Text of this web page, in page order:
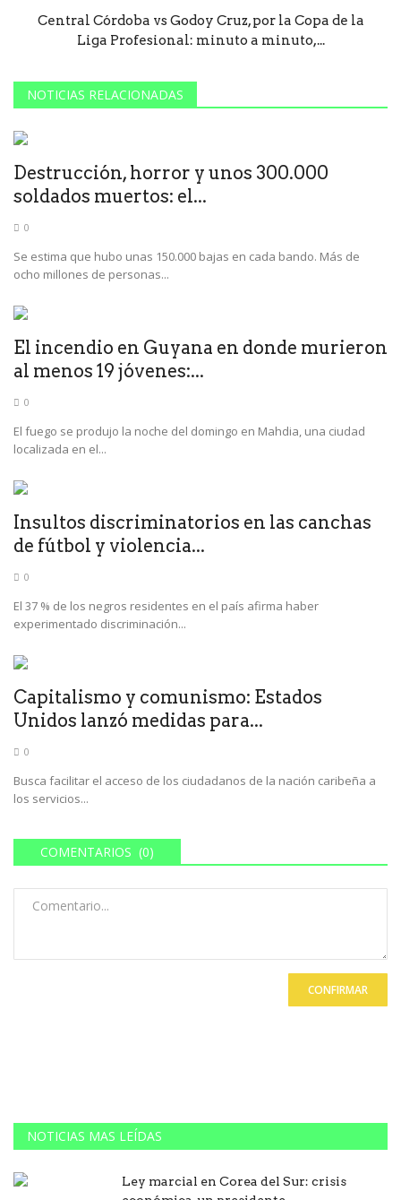
Central Córdoba vs Godoy Cruz, por la Copa de la
Liga Profesional: minuto a minuto,...
NOTICIAS RELACIONADAS
Destrucción, horror y unos 300.000
soldados muertos: el...
0
Se estima que hubo unas 150.000 bajas en cada bando. Más de
ocho millones de personas...
El incendio en Guyana en donde murieron
al menos 19 jóvenes:...
0
El fuego se produjo la noche del domingo en Mahdia, una ciudad
localizada en el...
Insultos discriminatorios en las canchas
de fútbol y violencia...
0
El 37 % de los negros residentes en el país afirma haber
experimentado discriminación...
Capitalismo y comunismo: Estados
Unidos lanzó medidas para...
0
Busca facilitar el acceso de los ciudadanos de la nación caribeña a
los servicios...
COMENTARIOS (0)
CONFIRMAR
NOTICIAS MAS LEÍDAS
Ley marcial en Corea del Sur: crisis